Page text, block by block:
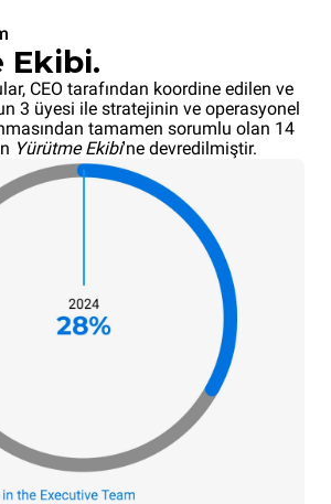
Ekibi.
CEO tarafından koordine edilen ve
3 üyesi ile stratejinin ve operasyonel
tamamen sorumlu olan 14
Yürütme Ekibi'ne devredilmiştir.